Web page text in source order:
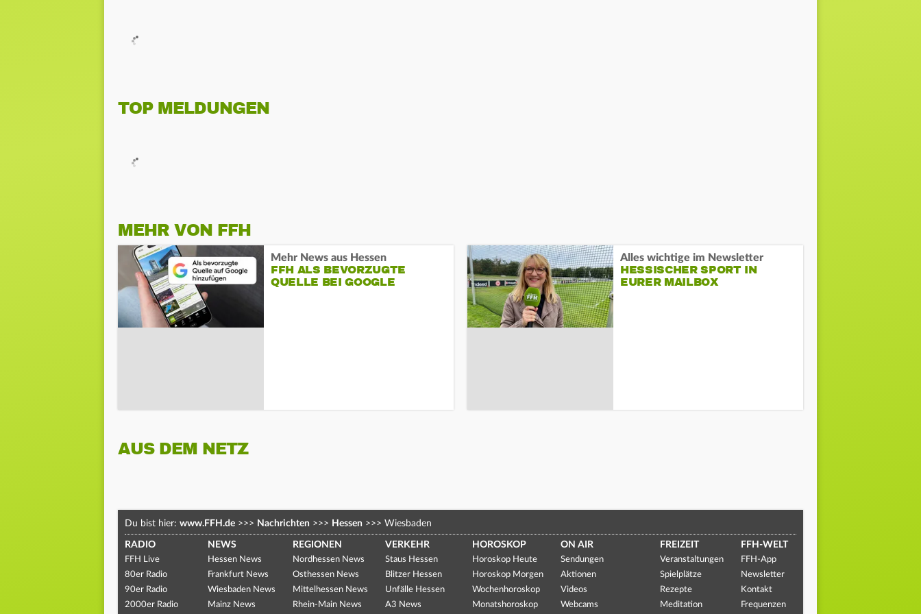
TOP MELDUNGEN
MEHR VON FFH
Mehr News aus Hessen
FFH ALS BEVORZUGTE
QUELLE BEI GOOGLE
Alles wichtige im Newsletter
HESSISCHER SPORT IN
EURER MAILBOX
AUS DEM NETZ
Du bist hier: www.FFH.de >>> Nachrichten >>> Hessen >>> Wiesbaden
RADIO
FFH Live
80er Radio
90er Radio
2000er Radio
NEWS
Hessen News
Frankfurt News
Wiesbaden News
Mainz News
REGIONEN
Nordhessen News
Osthessen News
Mittelhessen News
Rhein-Main News
VERKEHR
Staus Hessen
Blitzer Hessen
Unfälle Hessen
A3 News
HOROSKOP
Horoskop Heute
Horoskop Morgen
Wochenhoroskop
Monatshoroskop
ON AIR
Sendungen
Aktionen
Videos
Webcams
FREIZEIT
Veranstaltungen
Spielplätze
Rezepte
Meditation
FFH-WELT
FFH-App
Newsletter
Kontakt
Frequenzen